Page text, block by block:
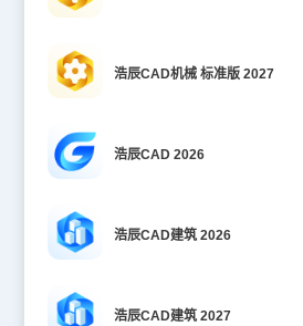
浩辰CAD机械 标准版 2027
浩辰CAD 2026
浩辰CAD建筑 2026
浩辰CAD建筑 2027